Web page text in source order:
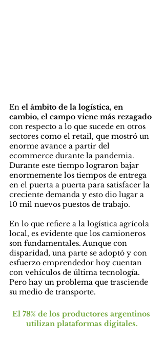
En el ámbito de la logística, en
cambio, el campo viene más rezagado
con respecto a lo que sucede en otros
sectores como el retail, que mostró un
enorme avance a partir del
ecommerce durante la pandemia.
Durante este tiempo lograron bajar
enormemente los tiempos de entrega
en el puerta a puerta para satisfacer la
creciente demanda y esto dio lugar a
10 mil nuevos puestos de trabajo.
En lo que refiere a la logística agrícola
local, es evidente que los camioneros
son fundamentales. Aunque con
disparidad, una parte se adoptó y con
esfuerzo emprendedor hoy cuentan
con vehículos de última tecnología.
Pero hay un problema que trasciende
su medio de transporte.
El 78% de los productores argentinos
utilizan plataformas digitales.